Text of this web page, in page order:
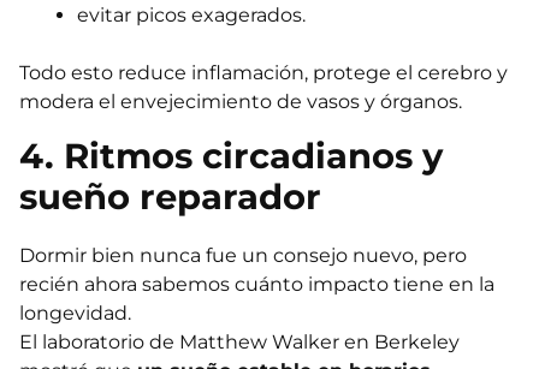
evitar picos exagerados.
Todo esto reduce inflamación, protege el cerebro y
modera el envejecimiento de vasos y órganos.
4. Ritmos circadianos y
sueño reparador
Dormir bien nunca fue un consejo nuevo, pero
recién ahora sabemos cuánto impacto tiene en la
longevidad.
El laboratorio de Matthew Walker en Berkeley